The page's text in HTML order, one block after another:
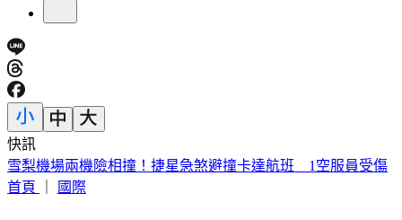
快訊
周子瑜、葉舒華入圍2026全球百大美女 林莎首上榜
首頁
國際